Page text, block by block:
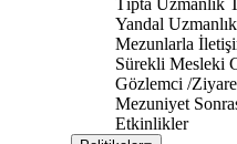
Tıpta Uzmanlık
Yandal
Mezunlarla
Sürekli Mesleki
Gözlemci /
Mezuniyet
Etkinlikler